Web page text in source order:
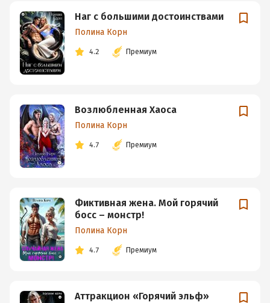
Наг с большими достоинствами
Полина Корн
4.2 Премиум
Возлюбленная Хаоса
Полина Корн
4.7 Премиум
Фиктивная жена. Мой горячий
босс – монстр!
Полина Корн
4.7 Премиум
Аттракцион «Горячий эльф»